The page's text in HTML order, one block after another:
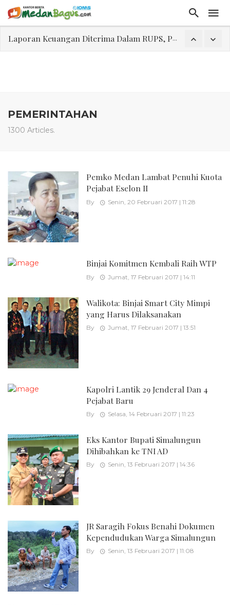
Laporan Keuangan Diterima Dalam RUPS, Pelaporan Hingga Penahanan Mantan Direktur PT GKS Dinilai Rancu
PEMERINTAHAN
1300 Articles.
Pemko Medan Lambat Penuhi Kuota
Pejabat Eselon II
By Senin, 20 Februari 2017 | 11:28
Binjai Komitmen Kembali Raih WTP
By Jumat, 17 Februari 2017 | 14:11
Walikota: Binjai Smart City Mimpi
yang Harus Dilaksanakan
By Jumat, 17 Februari 2017 | 13:51
Kapolri Lantik 29 Jenderal Dan 4
Pejabat Baru
By Selasa, 14 Februari 2017 | 11:23
Eks Kantor Bupati Simalungun
Dihibahkan ke TNI AD
By Senin, 13 Februari 2017 | 14:36
JR Saragih Fokus Benahi Dokumen
Kependudukan Warga Simalungun
By Senin, 13 Februari 2017 | 11:08